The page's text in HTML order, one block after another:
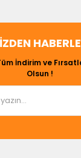
İndirim ve
Olsun !